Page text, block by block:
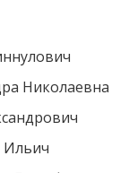
Николаевна
Ильич